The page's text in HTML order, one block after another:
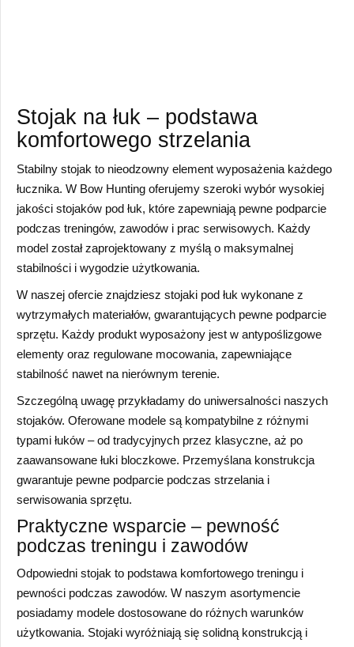
Stojak na łuk – podstawa
komfortowego strzelania
Stabilny stojak to nieodzowny element wyposażenia każdego
łucznika. W Bow Hunting oferujemy szeroki wybór wysokiej
jakości stojaków pod łuk, które zapewniają pewne podparcie
podczas treningów, zawodów i prac serwisowych. Każdy
model został zaprojektowany z myślą o maksymalnej
stabilności i wygodzie użytkowania.
W naszej ofercie znajdziesz stojaki pod łuk wykonane z
wytrzymałych materiałów, gwarantujących pewne podparcie
sprzętu. Każdy produkt wyposażony jest w antypoślizgowe
elementy oraz regulowane mocowania, zapewniające
stabilność nawet na nierównym terenie.
Szczególną uwagę przykładamy do uniwersalności naszych
stojaków. Oferowane modele są kompatybilne z różnymi
typami łuków – od tradycyjnych przez klasyczne, aż po
zaawansowane łuki bloczkowe. Przemyślana konstrukcja
gwarantuje pewne podparcie podczas strzelania i
serwisowania sprzętu.
Praktyczne wsparcie – pewność
podczas treningu i zawodów
Odpowiedni stojak to podstawa komfortowego treningu i
pewności podczas zawodów. W naszym asortymencie
posiadamy modele dostosowane do różnych warunków
użytkowania. Stojaki wyróżniają się solidną konstrukcją i